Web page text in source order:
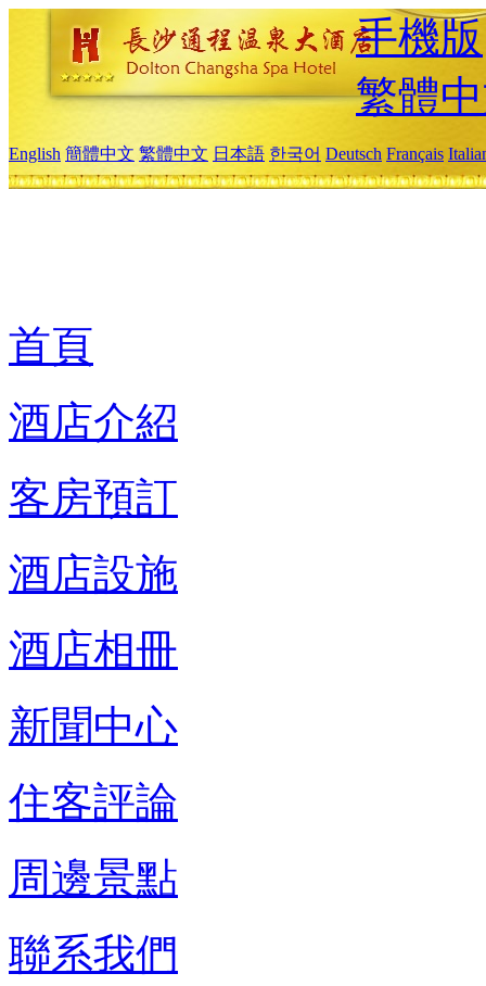
手機版
繁體
English 簡體中文 繁體中文 日本語 한국어 Deutsch Français
首頁
酒店介紹
客房預訂
酒店設施
酒店相冊
新聞中心
住客評論
周邊景點
聯系我們